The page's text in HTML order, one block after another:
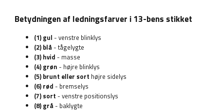
Betydningen af ​​ledningsfarver i 13-bens stikket
(1) gul - venstre blinklys
(2) blå - tågelygte
(3) hvid - masse
(4) grøn - højre blinklys
(5) brunt eller sort højre sidelys
(6) rød - bremselys
(7) sort - venstre positionslys
(8) grå - baklygte